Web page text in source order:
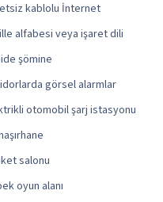
kablolu İnternet
alfabesi veya işaret dili
şömine
görsel alarmlar
otomobil şarj istasyonu
salonu
oyun alanı